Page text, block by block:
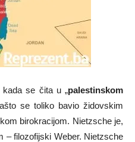
kada se čita u „palestinskom
se toliko bavio židovskim
birokracijom. Nietzsche je,
– filozofijski Weber. Nietzsche